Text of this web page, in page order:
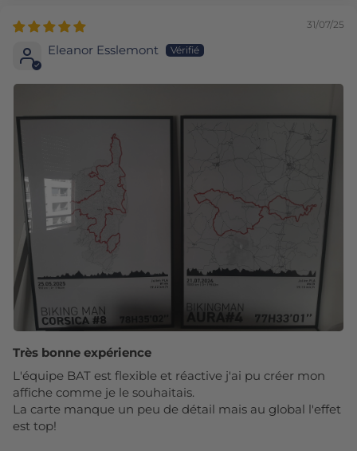
31/07/25
Eleanor Esslemont
Très bonne expérience
L'équipe BAT est flexible et réactive j'ai pu créer mon
affiche comme je le souhaitais.
La carte manque un peu de détail mais au global l'effet
est top!